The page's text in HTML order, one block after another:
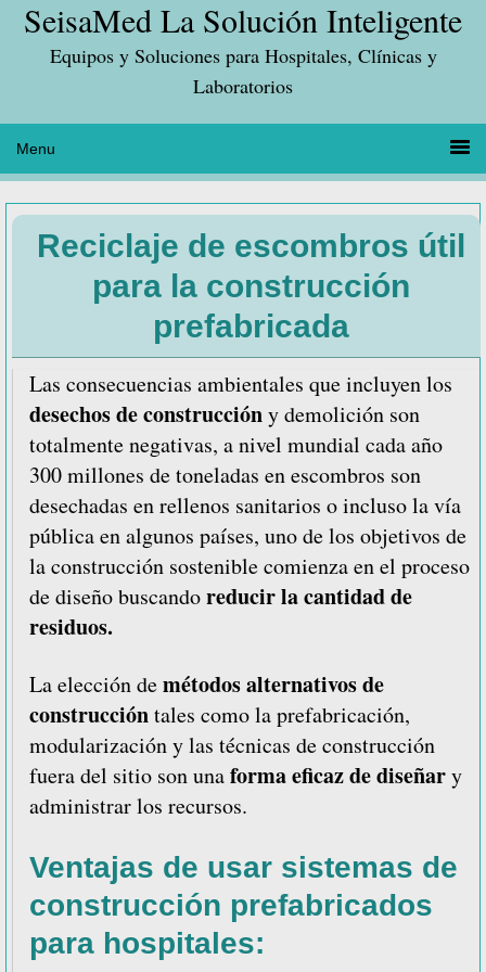
Saltar
principal
Saltar
contenido
Saltar
lateral
principal
SeisaMed La Solución Inteligente
Equipos y Soluciones para Hospitales, Clínicas y
Laboratorios
Reciclaje de escombros útil
para la construcción
prefabricada
Las consecuencias ambientales que incluyen los
desechos de construccióny demolición son
totalmente negativas, a nivel mundial cada año
300 millones de toneladas en escombros son
desechadas en rellenos sanitarios o incluso la vía
pública en algunos países, uno de los objetivos de
la construcción sostenible comienza en el proceso
de diseño buscandoreducir la cantidad de
residuos.
La elección demétodos alternativos de
construccióntales como la prefabricación,
modularización y las técnicas de construcción
fuera del sitio son unaforma eficaz de diseñary
administrar los recursos.
Ventajas de usar sistemas de
construcción prefabricados
para hospitales: